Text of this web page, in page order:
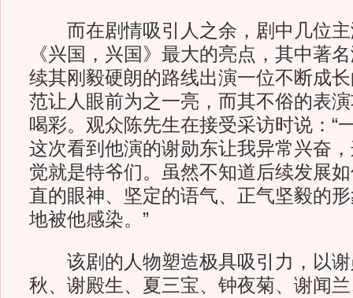
而在剧情吸引人之余，剧中几位主
《兴国，兴国》最大的亮点，其中著
续其刚毅硬朗的路线出演一位不断成
范让人眼前为之一亮，而其不俗的表
喝彩。观众陈先生在接受采访时说：“
这次看到他演的谢勋东让我异常兴奋
觉就是特爷们。虽然不知道后续发展
直的眼神、坚定的语气、正气坚毅的
地被他感染。”
该剧的人物塑造极具吸引力，以谢
秋、谢殿生、夏三宝、钟夜菊、谢闻